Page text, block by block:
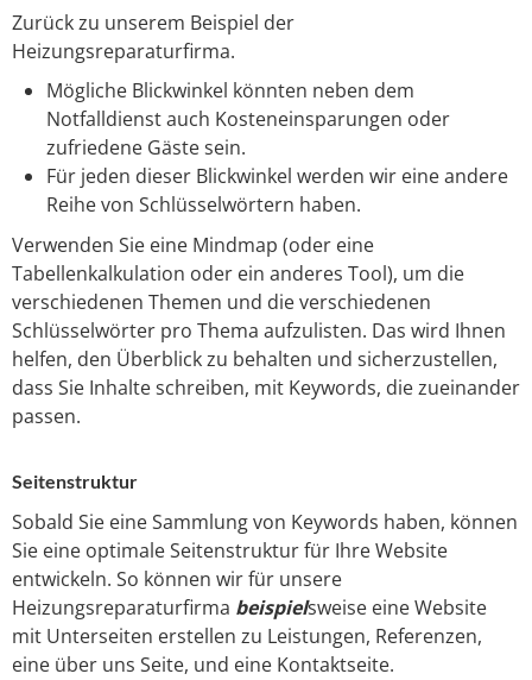
Zurück zu unserem Beispiel der
Heizungsreparaturfirma.
Mögliche Blickwinkel könnten neben dem
Notfalldienst auch Kosteneinsparungen oder
zufriedene Gäste sein.
Für jeden dieser Blickwinkel werden wir eine andere
Reihe von Schlüsselwörtern haben.
Verwenden Sie eine Mindmap (oder eine
Tabellenkalkulation oder ein anderes Tool), um die
verschiedenen Themen und die verschiedenen
Schlüsselwörter pro Thema aufzulisten. Das wird Ihnen
helfen, den Überblick zu behalten und sicherzustellen,
dass Sie Inhalte schreiben, mit Keywords, die zueinander
passen.
Seitenstruktur
Sobald Sie eine Sammlung von Keywords haben, können
Sie eine optimale Seitenstruktur für Ihre Website
entwickeln. So können wir für unsere
Heizungsreparaturfirma beispielsweise eine Website
mit Unterseiten erstellen zu Leistungen, Referenzen,
eine über uns Seite, und eine Kontaktseite.